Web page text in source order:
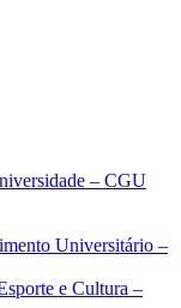
– CGU
Universitário –
e Cultura –